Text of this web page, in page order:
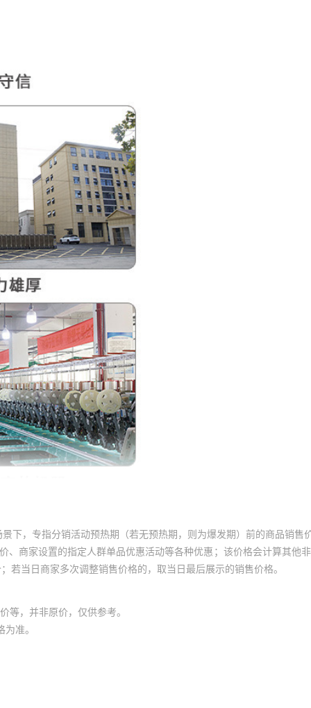
下，专指分销活动预热期（若无预热期，则为爆发期）前的商品销售
商家设置的指定人群单品优惠活动等各种优惠；该价格会计算其他
当日商家多次调整销售价格的，取当日最后展示的销售价格。
等，并非原价，仅供参考。
准。